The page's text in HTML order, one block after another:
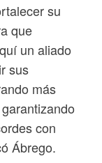
su
que
un aliado
sus
más
con
Ábrego.